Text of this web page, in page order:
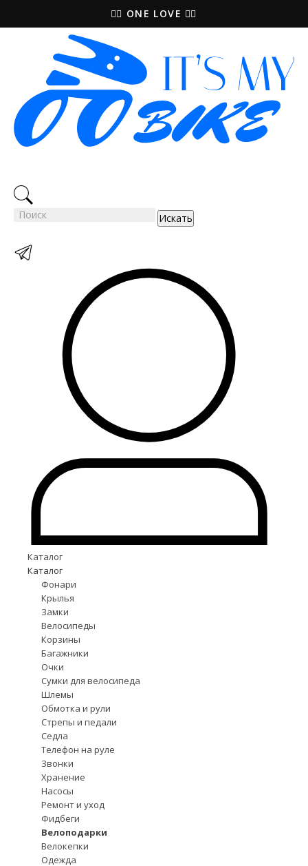
🚵‍♀️ ONE LOVE 🚴‍♀️
Искать
Каталог
Каталог
Фонари
Крылья
Замки
Велосипеды
Корзины
Багажники
Очки
Сумки для велосипеда
Шлемы
Обмотка и рули
Стрепы и педали
Седла
Телефон на руле
Звонки
Хранение
Насосы
Ремонт и уход
Фидбеги
Велоподарки
Велокепки
Одежда